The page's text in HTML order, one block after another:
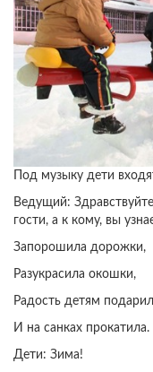
Под музыку дети
Ведущий:
гости, а к кому, вы
Запорошила дорожки,
Разукрасила окошки,
Радость детям
И на санках прокатила.
Дети: Зима!